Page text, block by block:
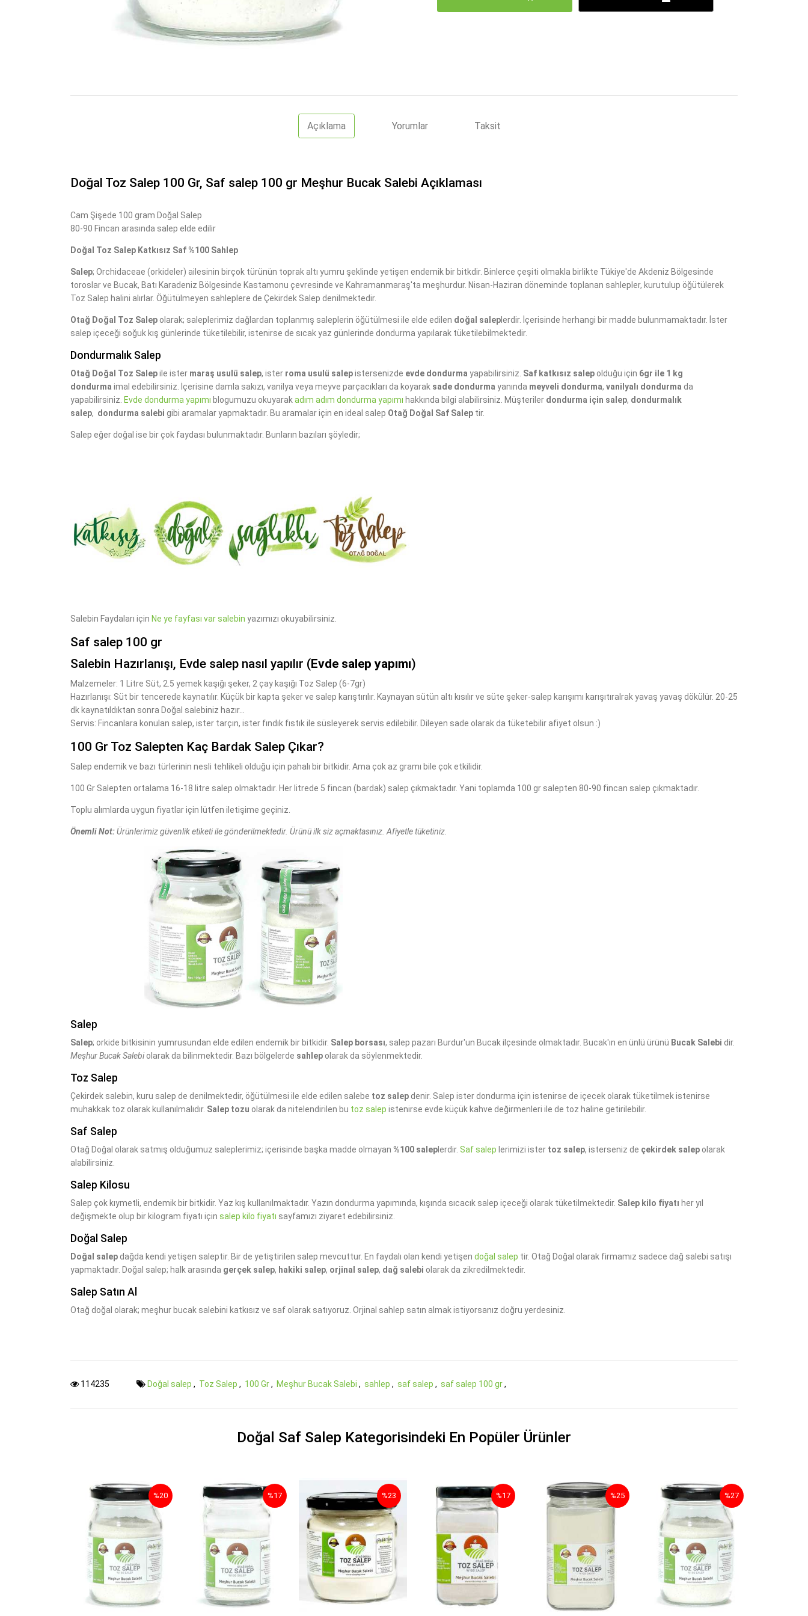
Açıklama Yorumlar Taksit
Doğal Toz Salep 100 Gr, Saf salep 100 gr Meşhur Bucak Salebi Açıklaması
Cam Şişede 100 gram Doğal Salep
80-90 Fincan arasında salep elde edilir
Doğal Toz Salep Katkısız Saf %100 Sahlep
Salep; Orchidaceae (orkideler) ailesinin birçok türünün toprak altı yumru şeklinde yetişen endemik bir bitkdir. Binlerce çeşiti olmakla birlikte Tükiye'de Akdeniz Bölgesinde
toroslar ve Bucak, Batı Karadeniz Bölgesinde Kastamonu çevresinde ve Kahramanmaraş'ta meşhurdur. Nisan-Haziran döneminde toplanan sahlepler, kurutulup öğütülerek
Toz Salep halini alırlar. Öğütülmeyen sahleplere de Çekirdek Salep denilmektedir.
Otağ Doğal Toz Salep olarak; saleplerimiz dağlardan toplanmış saleplerin öğütülmesi ile elde edilen doğal saleplerdir. İçerisinde herhangi bir madde bulunmamaktadır. İster
salep içeceği soğuk kış günlerinde tüketilebilir, istenirse de sıcak yaz günlerinde dondurma yapılarak tüketilebilmektedir.
Dondurmalık Salep
Otağ Doğal Toz Salepile ister maraş usulü salep, ister roma usulü salepistersenizde evde dondurma yapabilirsiniz. Saf katkısız salep olduğu için 6gr ile 1 kg
dondurma imal edebilirsiniz. İçerisine damla sakızı, vanilya veya meyve parçacıkları da koyarak sade dondurma yanında meyveli dondurma, vanilyalı dondurma da
yapabilirsiniz. Evde dondurma yapımı blogumuzu okuyarakadım adım dondurma yapımı hakkında bilgi alabilirsiniz. Müşteriler dondurma için salep, dondurmalık
salep, dondurma salebi gibi aramalar yapmaktadır. Bu aramalar için en ideal salep Otağ Doğal Saf Salep tir.
Salep eğer doğal ise bir çok faydası bulunmaktadır. Bunların bazıları şöyledir;
Salebin Faydaları için Ne ye fayfası var salebin yazımızı okuyabilirsiniz.
Saf salep 100 gr
Salebin Hazırlanışı, Evde salep nasıl yapılır (Evde salep yapımı)
Malzemeler: 1 Litre Süt, 2.5 yemek kaşığı şeker, 2 çay kaşığı Toz Salep (6-7gr)
Hazırlanışı: Süt bir tencerede kaynatılır. Küçük bir kapta şeker ve salep karıştırılır. Kaynayan sütün altı kısılır ve süte şeker-salep karışımı karışıtıralrak yavaş yavaş dökülür. 20-25
dk kaynatıldıktan sonra Doğal salebiniz hazır...
Servis: Fincanlara konulan salep, ister tarçın, ister fındık fıstık ile süsleyerek servis edilebilir. Dileyen sade olarak da tüketebilir afiyet olsun :)
100 Gr Toz Salepten Kaç Bardak Salep Çıkar?
Salep endemik ve bazı türlerinin nesli tehlikeli olduğu için pahalı bir bitkidir. Ama çok az gramı bile çok etkilidir.
100 Gr Salepten ortalama 16-18 litre salep olmaktadır. Her litrede 5 fincan (bardak) salep çıkmaktadır. Yani toplamda 100 gr salepten 80-90 fincan salep çıkmaktadır.
Toplu alımlarda uygun fiyatlar için lütfen iletişime geçiniz.
Önemli Not:Ürünlerimiz güvenlik etiketi ile gönderilmektedir. Ürünü ilk siz açmaktasınız. Afiyetle tüketiniz.
Salep
Salep; orkide bitkisinin yumrusundan elde edilen endemik bir bitkidir. Salep borsası, salep pazarı Burdur'un Bucak ilçesinde olmaktadır. Bucak'ın en ünlü ürünü Bucak Salebi dir.
Meşhur Bucak Salebi olarak da bilinmektedir. Bazı bölgelerde sahlep olarak da söylenmektedir.
Toz Salep
Çekirdek salebin, kuru salep de denilmektedir, öğütülmesi ile elde edilen salebe toz salep denir. Salep ister dondurma için istenirse de içecek olarak tüketilmek istenirse
muhakkak toz olarak kullanılmalıdır. Salep tozu olarak da nitelendirilen bu toz salep istenirse evde küçük kahve değirmenleri ile de toz haline getirilebilir.
Saf Salep
Otağ Doğal olarak satmış olduğumuz saleplerimiz; içerisinde başka madde olmayan %100 saleplerdir. Saf salep lerimizi ister toz salep, isterseniz de çekirdek salep olarak
alabilirsiniz.
Salep Kilosu
Salep çok kıymetli, endemik bir bitkidir. Yaz kış kullanılmaktadır. Yazın dondurma yapımında, kışında sıcacık salep içeceği olarak tüketilmektedir. Salep kilo fiyatı her yıl
değişmekte olup bir kilogram fiyatı için salep kilo fiyatı sayfamızı ziyaret edebilirsiniz.
Doğal Salep
Doğal salep dağda kendi yetişen saleptir. Bir de yetiştirilen salep mevcuttur. En faydalı olan kendi yetişen doğal salep tir. Otağ Doğal olarak firmamız sadece dağ salebi satışı
yapmaktadır. Doğal salep; halk arasında gerçek salep, hakiki salep, orjinal salep, dağ salebi olarak da zikredilmektedir.
Salep Satın Al
Otağ doğal olarak; meşhur bucak salebini katkısız ve saf olarak satıyoruz. Orjinal sahlep satın almak istiyorsanız doğru yerdesiniz.
114235 Doğal salep , Toz Salep , 100 Gr, Meşhur Bucak Salebi , sahlep , saf salep , saf salep 100 gr,
Doğal Saf Salep Kategorisindeki En Popüler Ürünler
%20 %17 %23 %17 %25 %27